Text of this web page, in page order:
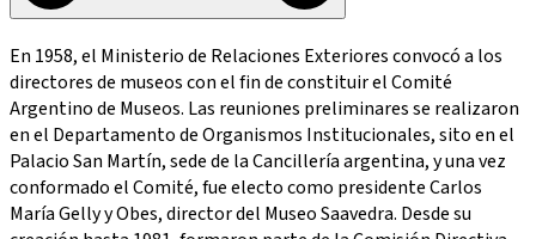
En 1958, el Ministerio de Relaciones Exteriores convocó a los
directores de museos con el fin de constituir el Comité
Argentino de Museos. Las reuniones preliminares se realizaron
en el Departamento de Organismos Institucionales, sito en el
Palacio San Martín, sede de la Cancillería argentina, y una vez
conformado el Comité, fue electo como presidente Carlos
María Gelly y Obes, director del Museo Saavedra. Desde su